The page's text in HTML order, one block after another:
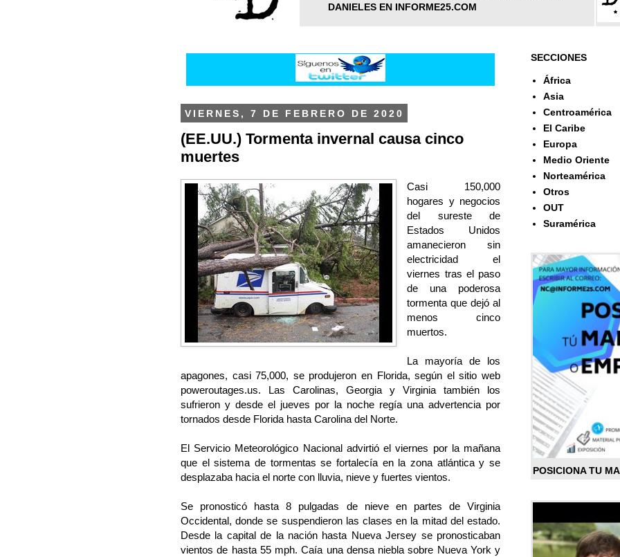
DANIELES EN INFORME25.COM
VIERNES, 7 DE FEBRERO DE 2020
(EE.UU.) Tormenta invernal causa cinco
muertes
Casi 150,000
hogares y negocios
del sureste de
Estados Unidos
amanecieron sin
electricidad el
viernes tras el paso
de una poderosa
tormenta que dejó al
menos cinco
muertos.
La mayoría de los
apagones, casi 75,000, se produjeron en Florida, según el sitio web
poweroutages.us. Las Carolinas, Georgia y Virginia también los
sufrieron y desde el jueves por la noche regía una advertencia por
tornados desde Florida hasta Carolina del Norte.
El Servicio Meteorológico Nacional advirtió el viernes por la mañana
que el sistema de tormentas se fortalecía en la zona atlántica y se
desplazaba hacia el norte con lluvia, nieve y fuertes vientos.
Se pronosticó hasta 8 pulgadas de nieve en partes de Virginia
Occidental, donde se suspendieron las clases en la mitad del estado.
Desde la capital de la nación hasta Nueva Jersey se pronosticaban
vientos de hasta 55 mph. Caía una densa niebla sobre Nueva York y
SECCIONES
África
Asia
Centroamérica
El Caribe
Europa
Medio Oriente
Norteamérica
Otros
OUT
Suramérica
POSICIONA TU